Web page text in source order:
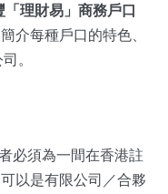
「理財易」商務戶口
介每種戶口的特色、
。
必須為一間在香港註
以是有限公司／合夥